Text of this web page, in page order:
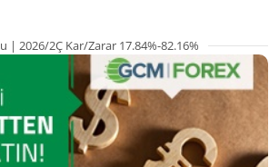
| 2026/2Ç Kar/Zarar 17.84%-82.16%